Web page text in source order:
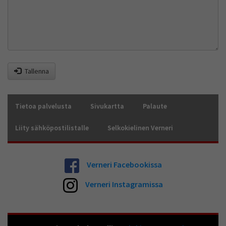
Tallenna
Tietoa palvelusta Sivukartta Palaute
Liity sähköpostilistalle Selkokielinen Verneri
Verneri Facebookissa
Verneri Instagramissa